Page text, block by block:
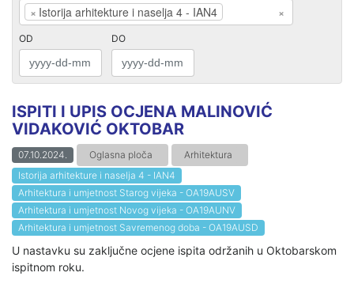
×
× Istorija arhitekture i naselja 4 - IAN4
OD DO
ISPITI I UPIS OCJENA MALINOVIĆ
VIDAKOVIĆ OKTOBAR
07.10.2024. Oglasna ploča
Arhitektura
Istorija arhitekture i naselja 4 - IAN4
Arhitektura i umjetnost Starog vijeka - OA19AUSV
Arhitektura i umjetnost Novog vijeka - OA19AUNV
Arhitektura i umjetnost Savremenog doba - OA19AUSD
U nastavku su zaključne ocjene ispita održanih u Oktobarskom
ispitnom roku.